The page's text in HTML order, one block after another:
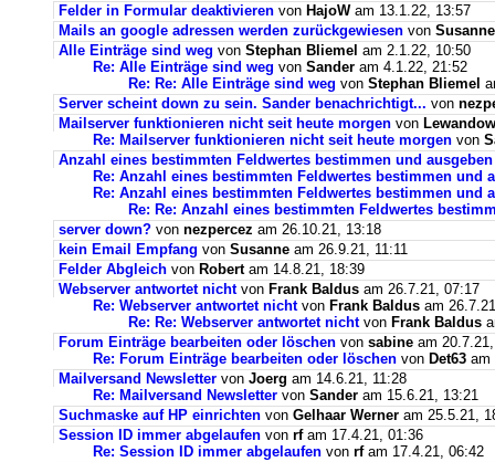
Felder in Formular deaktivieren von HajoWam 13.1.22, 13:57
Mails an google adressen werden zurückgewiesen von Susanne
Alle Einträge sind weg von Stephan Bliemel am 2.1.22, 10:50
Re: Alle Einträge sind weg von Sander am 4.1.22, 21:52
Re: Re: Alle Einträge sind weg von Stephan Bliemel
Server scheint down zu sein. Sander benachrichtigt... von
Mailserver funktionieren nicht seit heute morgen von
Re: Mailserver funktionieren nicht seit heute morgen von
Anzahl eines bestimmten Feldwertes bestimmen und ausgeben
Re: Anzahl eines bestimmten Feldwertes bestimmen und
Re: Anzahl eines bestimmten Feldwertes bestimmen und
Re: Re: Anzahl eines bestimmten Feldwertes
server down? von nezpercez am 26.10.21, 13:18
kein Email Empfang von Susanne am 26.9.21, 11:11
Felder Abgleich von Robertam 14.8.21, 18:39
Webserver antwortet nichtvon Frank Baldus am 26.7.21, 07:17
Re: Webserver antwortet nichtvon Frank Baldus am
Re: Re: Webserver antwortet nichtvon Frank Baldus
Forum Einträge bearbeiten oder löschen von sabine am
Re: Forum Einträge bearbeiten oder löschen von Det63 am
Mailversand Newsletter von Joerg am 14.6.21, 11:28
Re: Mailversand Newsletter von Sander am 15.6.21, 13:21
Suchmaske auf HP einrichten von Gelhaar Werner am 25.5.21,
Session ID immer abgelaufen von rfam 17.4.21, 01:36
Re: Session ID immer abgelaufen von rfam 17.4.21, 06:42